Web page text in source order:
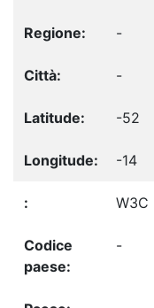
-
-
-52
-14
W3C
-